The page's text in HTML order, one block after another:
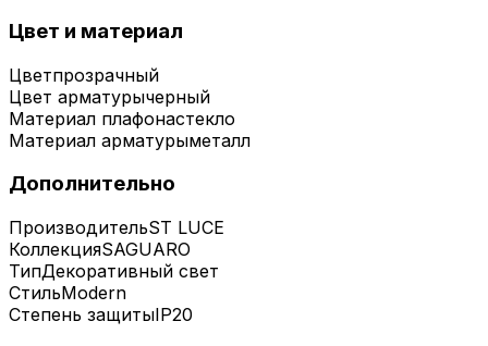
Цвет и материал
Цветпрозрачный
Цвет арматурычерный
Материал плафонастекло
Материал арматурыметалл
Дополнительно
ПроизводительST LUCE
КоллекцияSAGUARO
ТипДекоративный свет
СтильModern
Степень защитыIP20